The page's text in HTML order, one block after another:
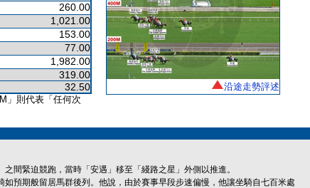
260.00
1,021.00
153.00
77.00
1,982.00
319.00
32.50
」則代表「任何次
沿途走勢評述
間緊迫競跑，當時「安遇」移至「綫路之星」外側以推進。
預期般留居馬群後列。他說，由於賽事早段步速偏慢，他讓坐騎自七百米處